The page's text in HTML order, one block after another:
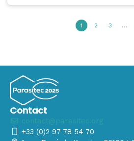
1 2 3 …
Contact
+33 (0)2 97 78 54 70